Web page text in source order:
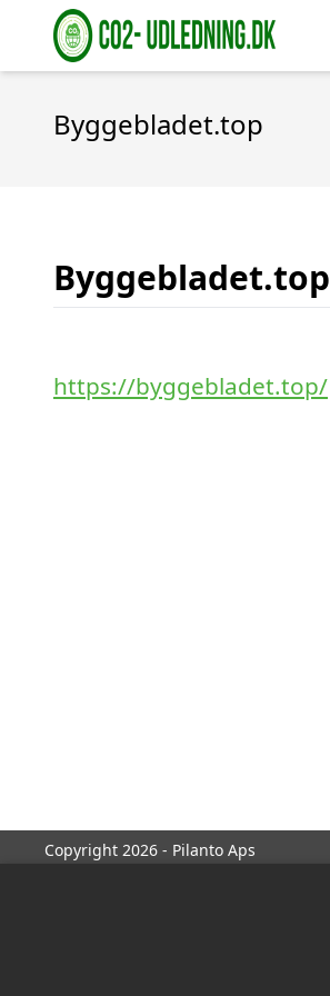
Byggebladet.top
Byggebladet.top
https://byggebladet.top/
Copyright 2026 - Pilanto Aps